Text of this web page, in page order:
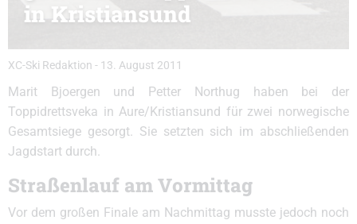
in Kristiansund
XC-Ski Redaktion - 13. August 2011
Marit Bjoergen und Petter Northug haben bei der
Toppidrettsveka in Aure/Kristiansund für zwei norwegische
Gesamtsiege gesorgt. Sie setzten sich im abschließenden
Jagdstart durch.
Straßenlauf am Vormittag
Vor dem großen Finale am Nachmittag musste jedoch noch